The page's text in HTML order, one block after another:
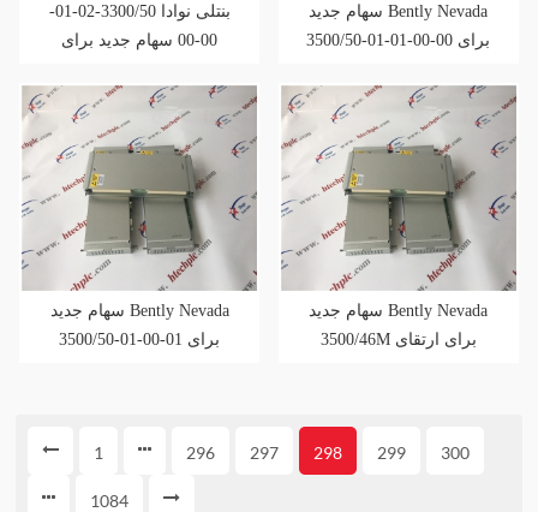
بنتلی نوادا 3300/50-02-01-
00-00 سهام جدید برای
سهام جدید Bently Nevada
3500/50-01-01-00-00 برای
سهام جدید Bently Nevada
3500/50-01-00-01 برای
سهام جدید Bently Nevada
3500/46M برای ارتقای
1 296 297 298 299 300
1084